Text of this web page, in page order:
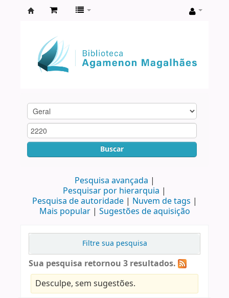
Agamenon
Magalhães
Buscar
Pesquisa avançada
Pesquisar por hierarquia
Pesquisa de autoridade
Nuvem de tags
Mais popular
Sugestões de aquisição
Filtre sua pesquisa
Sua pesquisa retornou 3 resultados.
Desculpe, sem sugestões.